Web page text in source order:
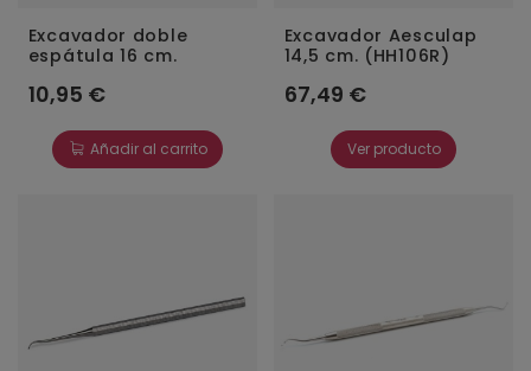
Excavador doble
espátula 16 cm.
10,95 €
Añadir al carrito
Excavador Aesculap
14,5 cm. (HH106R)
67,49 €
Ver producto